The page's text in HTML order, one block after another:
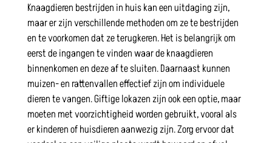
Knaagdieren bestrijden in huis kan een uitdaging zijn,
maar er zijn verschillende methoden om ze te bestrijden
en te voorkomen dat ze terugkeren. Het is belangrijk om
eerst de ingangen te vinden waar de knaagdieren
binnenkomen en deze af te sluiten. Daarnaast kunnen
muizen- en rattenvallen effectief zijn om individuele
dieren te vangen. Giftige lokazen zijn ook een optie, maar
moeten met voorzichtigheid worden gebruikt, vooral als
er kinderen of huisdieren aanwezig zijn. Zorg ervoor dat